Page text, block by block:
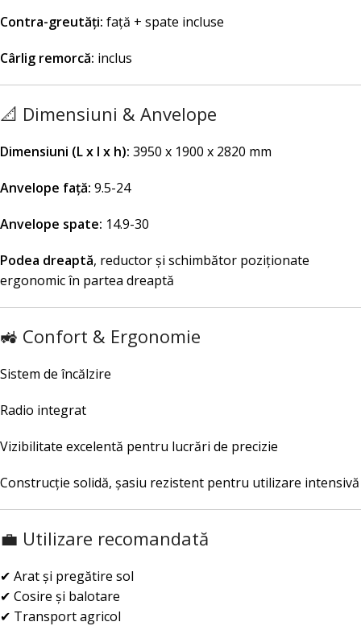
Contra-greutăți: față + spate incluse
Cârlig remorcă: inclus
📐 Dimensiuni & Anvelope
Dimensiuni (L x l x h): 3950 x 1900 x 2820 mm
Anvelope față: 9.5-24
Anvelope spate: 14.9-30
Podea dreaptă, reductor și schimbător poziționate
ergonomic în partea dreaptă
🚜 Confort & Ergonomie
Sistem de încălzire
Radio integrat
Vizibilitate excelentă pentru lucrări de precizie
Construcție solidă, șasiu rezistent pentru utilizare intensivă
💼 Utilizare recomandată
✔ Arat și pregătire sol
✔ Cosire și balotare
✔ Transport agricol